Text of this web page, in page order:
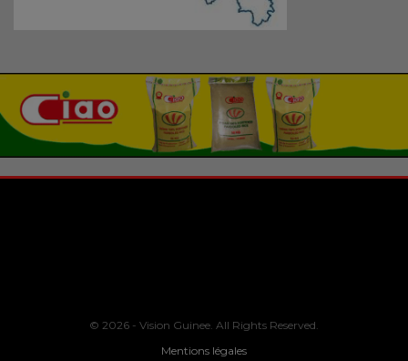
© 2026 - Vision Guinee. All Rights Reserved.
Mentions légales